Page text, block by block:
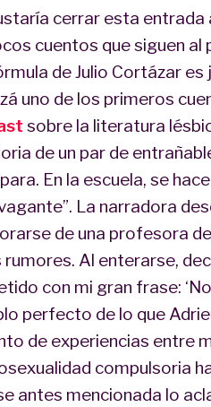
cerrar esta entrada
cuentos que siguen
de Julio Cortázar
uno de los primeros
sobre la literatura
de un par de
En la escuela, se
La narradora
de una profesora
rumores. Al enterarse,
con mi gran frase:
perfecto de lo que
de experiencias entre
compulsoria
antes mencionada lo